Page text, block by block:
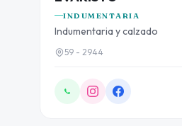
INDUMENTARIA
Indumentaria y calzado
59 - 2944